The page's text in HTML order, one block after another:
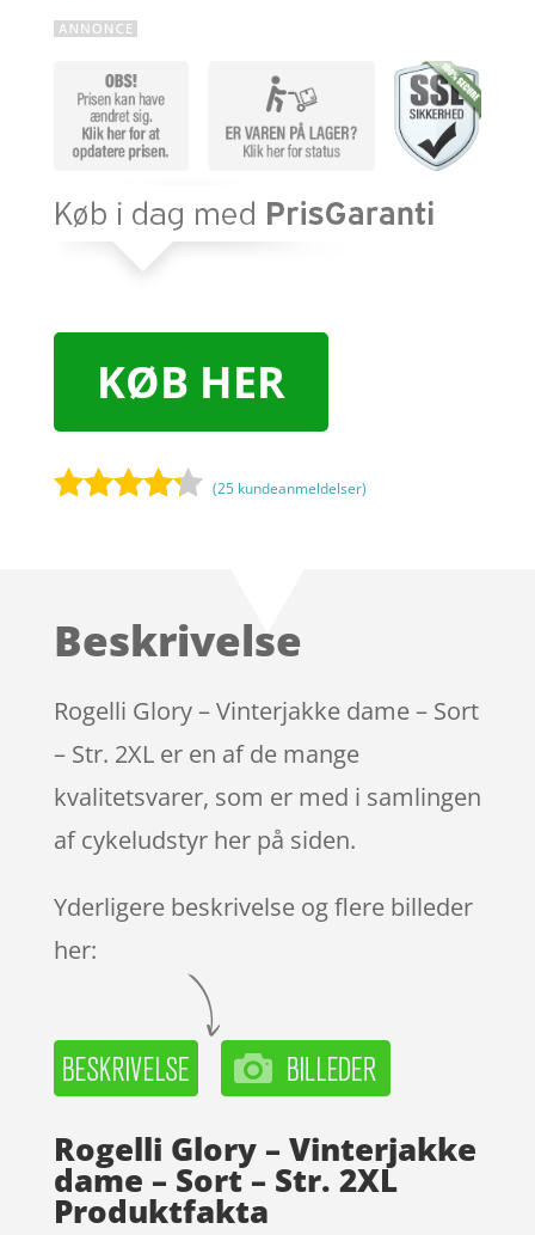
KØB HER
på
mmelser
(25 kundeanmeldelser)
Beskrivelse
Rogelli Glory – Vinterjakke dame – Sort
– Str. 2XL er en af de mange
kvalitetsvarer, som er med i samlingen
af cykeludstyr her på siden.
Yderligere beskrivelse og flere billeder
her:
Rogelli Glory – Vinterjakke
dame – Sort – Str. 2XL
Produktfakta